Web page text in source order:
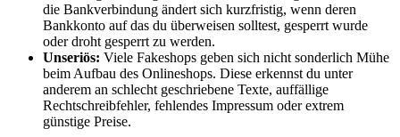
die Bankverbindung ändert sich kurzfristig, wenn deren
Bankkonto auf das du überweisen solltest, gesperrt wurde
oder droht gesperrt zu werden.
Unseriös: Viele Fakeshops geben sich nicht sonderlich Mühe
beim Aufbau des Onlineshops. Diese erkennst du unter
anderem an schlecht geschriebene Texte, auffällige
Rechtschreibfehler, fehlendes Impressum oder extrem
günstige Preise.